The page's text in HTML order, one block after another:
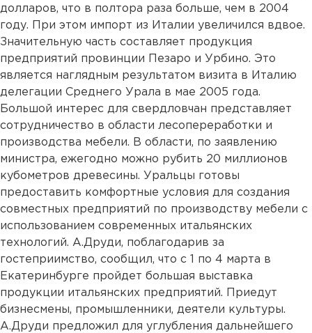
долларов, что в полтора раза больше, чем в 2004
году. При этом импорт из Италии увеличился вдвое.
Значительную часть составляет продукция
предприятий провинции Пезаро и Урбино. Это
является наглядным результатом визита в Италию
делегации Среднего Урала в мае 2005 года.
Большой интерес для свердловчан представляет
сотрудничество в области лесопереработки и
производства мебели. В области, по заявлению
министра, ежегодно можно рубить 20 миллионов
кубометров древесины. Уральцы готовы
предоставить комфортные условия для создания
совместных предприятий по производству мебели с
использованием современных итальянских
технологий. А.Друди, поблагодарив за
гостеприимство, сообщил, что с 1 по 4 марта в
Екатеринбурге пройдет большая выставка
продукции итальянских предприятий. Приедут
бизнесмены, промышленники, деятели культуры.
А.Друди предложил для углубления дальнейшего